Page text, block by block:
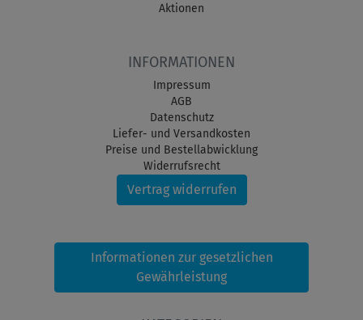
Aktionen
INFORMATIONEN
Impressum
AGB
Datenschutz
Liefer- und Versandkosten
Preise und Bestellabwicklung
Widerrufsrecht
Vertrag widerrufen
Informationen zur gesetzlichen
Gewährleistung